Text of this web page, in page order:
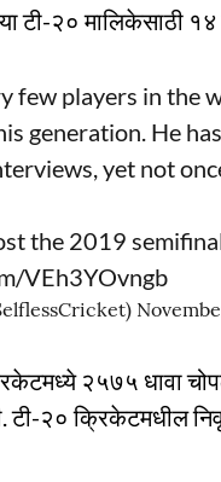
टी-२० मालिकेसाठी
few players in the
generation. He
yet not
the 2019
VEh3YOvngb
२५७५ धावा
२० क्रिकेटमधील